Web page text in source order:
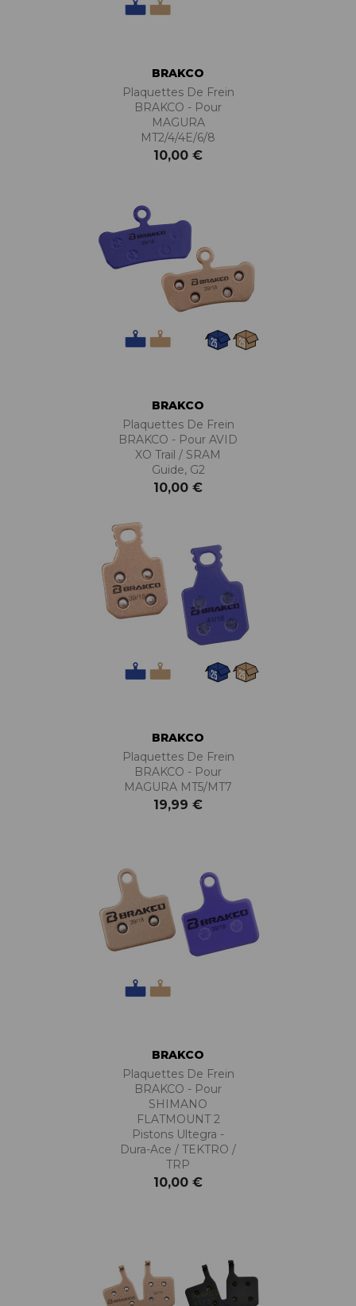
BRAKCO
Plaquettes De Frein
BRAKCO - Pour
MAGURA
MT2/4/4E/6/8
10,00 €
BRAKCO
Plaquettes De Frein
BRAKCO - Pour AVID
XO Trail / SRAM
Guide, G2
10,00 €
BRAKCO
Plaquettes De Frein
BRAKCO - Pour
MAGURA MT5/MT7
19,99 €
BRAKCO
Plaquettes De Frein
BRAKCO - Pour
SHIMANO
FLATMOUNT 2
Pistons Ultegra -
Dura-Ace / TEKTRO /
TRP
10,00 €